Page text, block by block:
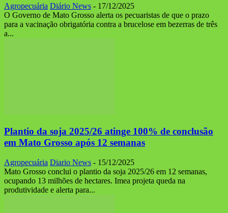
Agropecuária Diário News - 17/12/2025
O Governo de Mato Grosso alerta os pecuaristas de que o prazo
para a vacinação obrigatória contra a brucelose em bezerras de três
a...
Plantio da soja 2025/26 atinge 100% de conclusão
em Mato Grosso após 12 semanas
Agropecuária Diario News - 15/12/2025
Mato Grosso conclui o plantio da soja 2025/26 em 12 semanas,
ocupando 13 milhões de hectares. Imea projeta queda na
produtividade e alerta para...